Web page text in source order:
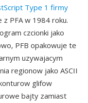
Type 1 firmy
PFA w 1984 roku.
czcionki jako
PFB opakowuje te
uzywajacym
regionow jako ASCII
glifow
bajty zamiast